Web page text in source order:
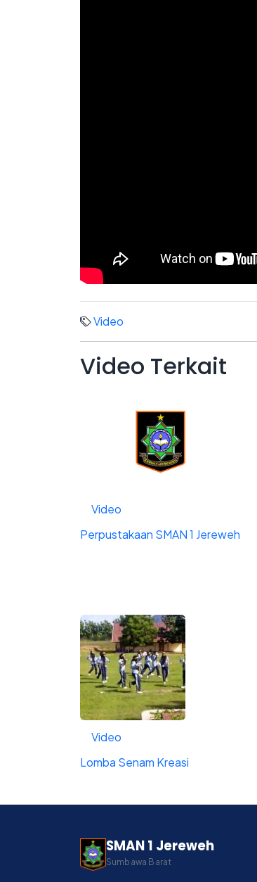
Video
Video Terkait
Video
Perpustakaan SMAN 1 Jereweh
Video
Lomba Senam Kreasi
SMAN 1 Jereweh
Sumbawa Barat